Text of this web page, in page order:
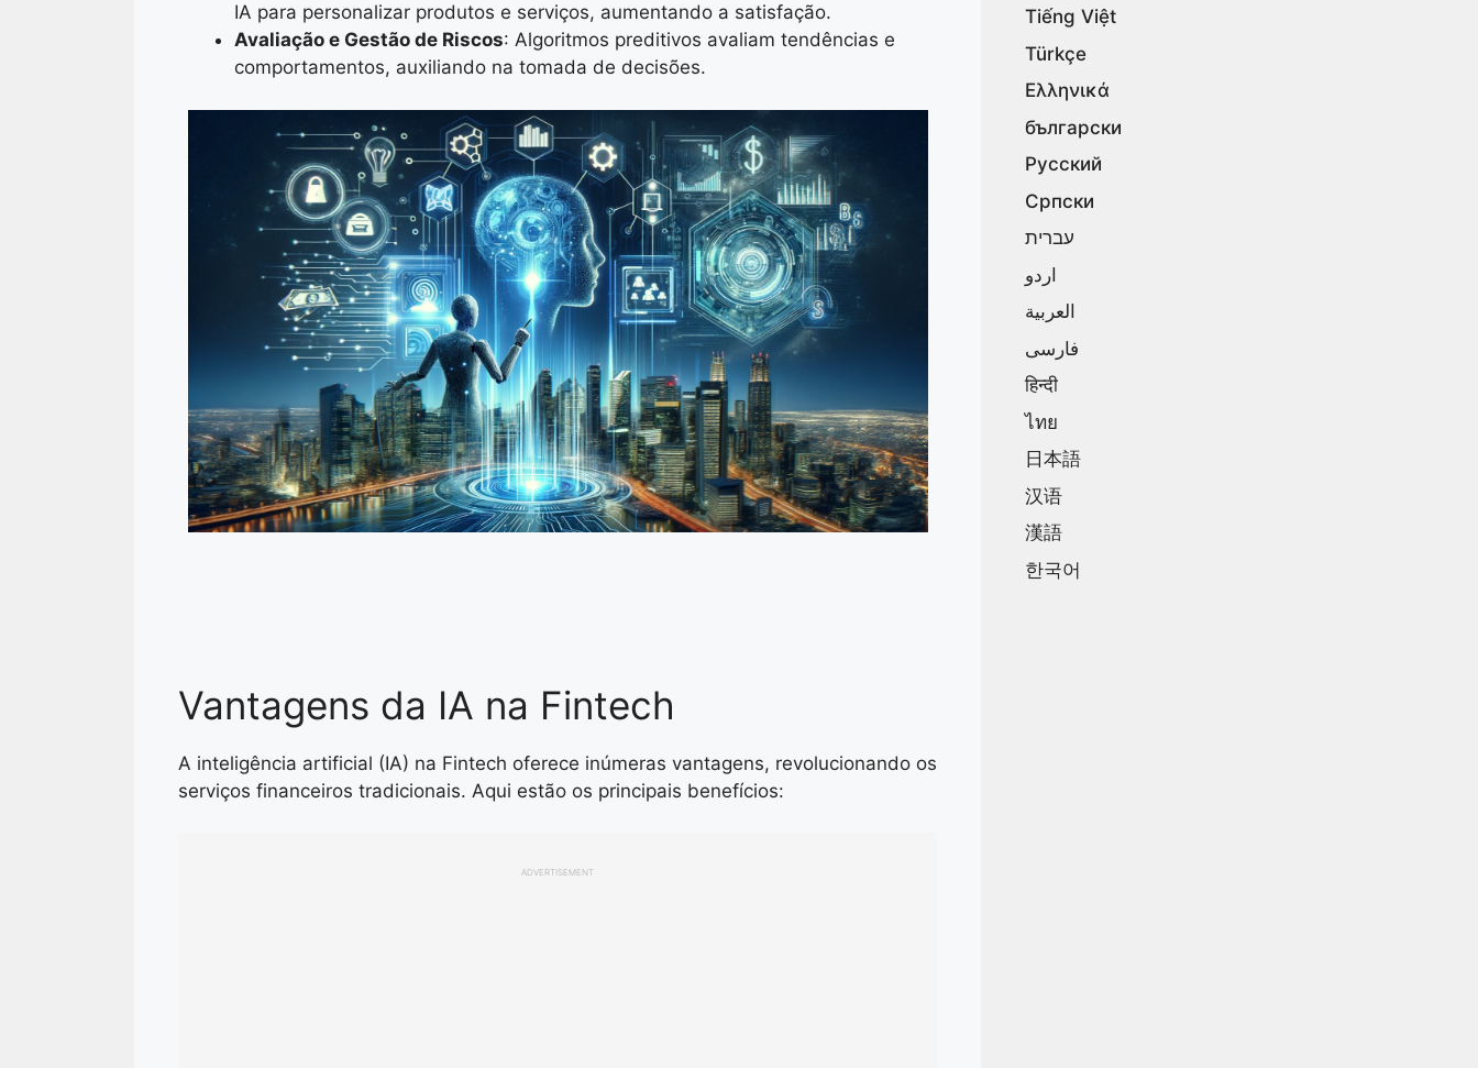
IA para personalizar produtos e serviços, aumentando a satisfação.
Avaliação e Gestão de Riscos: Algoritmos preditivos avaliam tendências e
comportamentos, auxiliando na tomada de decisões.
Vantagens da IA na Fintech
A inteligência artificial (IA) na Fintech oferece inúmeras vantagens, revolucionando os
serviços financeiros tradicionais. Aqui estão os principais benefícios:
ADVERTISEMENT
Tiếng Việt
Türkçe
Ελληνικά
български
Русский
Српски
עברית
اردو
العربية
فارسی
हिन्दी
ไทย
日本語
汉语
漢語
한국어